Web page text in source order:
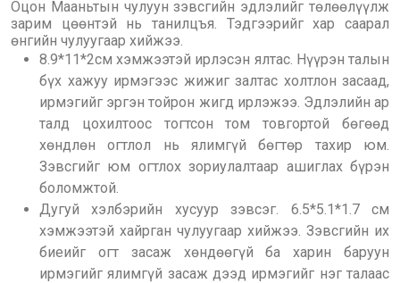
Оцон Мааньтын чулуун зэвсгийн эдлэлийг төлөөлүүлж
зарим цөөнтэй нь танилцъя. Тэдгээрийг хар саарал
өнгийн чулуугаар хийжээ.
8.9*11*2см хэмжээтэй ирлэсэн ялтас. Нүүрэн талын
бүх хажуу ирмэгээс жижиг залтас холтлон засаад,
ирмэгийг эргэн тойрон жигд ирлэжээ. Эдлэлийн ар
талд цохилтоос тогтсон том товгортой бөгөөд
хөндлөн огтлол нь ялимгүй бөгтөр тахир юм.
Зэвсгийг юм огтлох зориулалтаар ашиглах бүрэн
боломжтой.
Дугуй хэлбэрийн хусуур зэвсэг. 6.5*5.1*1.7 см
хэмжээтэй хайрган чулуугаар хийжээ. Зэвсгийн их
биеийг огт засаж хөндөөгүй ба харин баруун
ирмэгийг ялимгүй засаж дээд ирмэгийг нэг талаас